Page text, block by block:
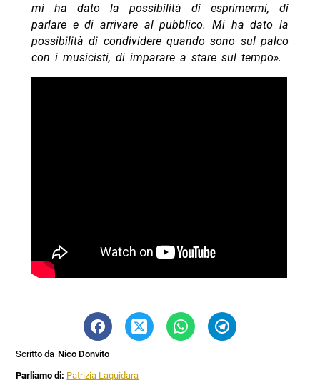
mi ha dato la possibilità di esprimermi, di
parlare e di arrivare al pubblico. Mi ha dato la
possibilità di condividere quando sono sul palco
con i musicisti, di imparare a stare sul tempo».
Scritto da Nico Donvito
Parliamo di: Patrizia Laquidara